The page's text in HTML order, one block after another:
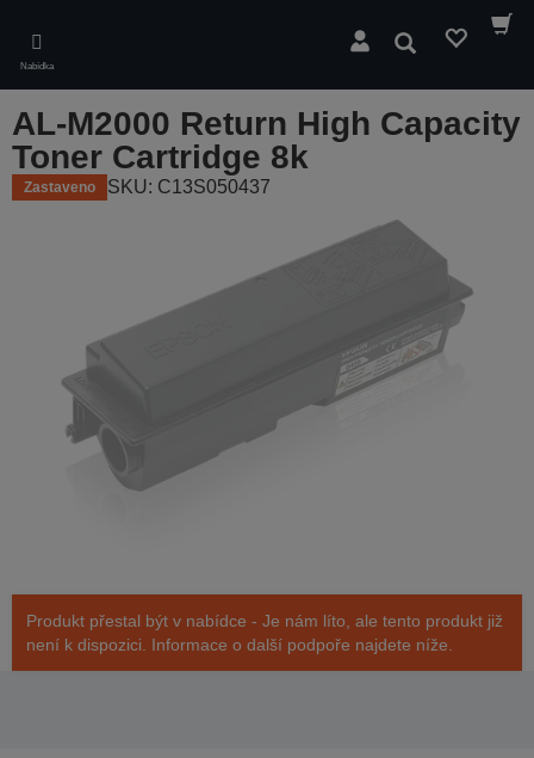
main
content
Nabídka
Hledat
AL-M2000 Return High Capacity
Toner Cartridge 8k
Zastaveno SKU: C13S050437
Produkt přestal být v nabídce - Je nám líto, ale tento produkt již
není k dispozici. Informace o další podpoře najdete níže.